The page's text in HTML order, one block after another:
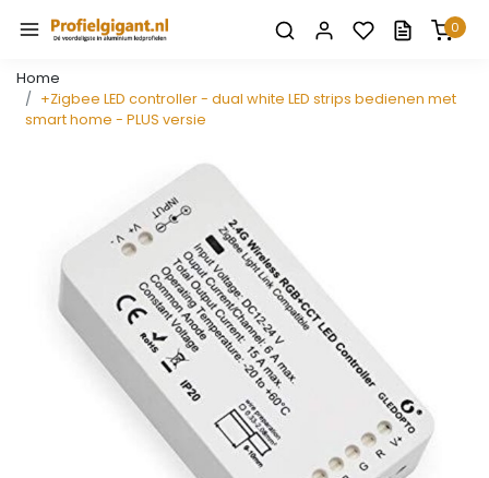
0
Home
+Zigbee LED controller - dual white LED strips bedienen met
smart home - PLUS versie